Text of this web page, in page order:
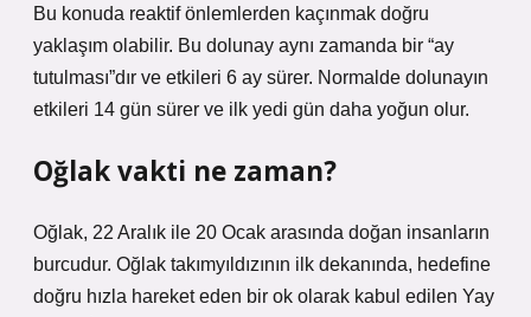
Bu konuda reaktif önlemlerden kaçınmak doğru
yaklaşım olabilir. Bu dolunay aynı zamanda bir “ay
tutulması”dır ve etkileri 6 ay sürer. Normalde dolunayın
etkileri 14 gün sürer ve ilk yedi gün daha yoğun olur.
Oğlak vakti ne zaman?
Oğlak, 22 Aralık ile 20 Ocak arasında doğan insanların
burcudur. Oğlak takımyıldızının ilk dekanında, hedefine
doğru hızla hareket eden bir ok olarak kabul edilen Yay